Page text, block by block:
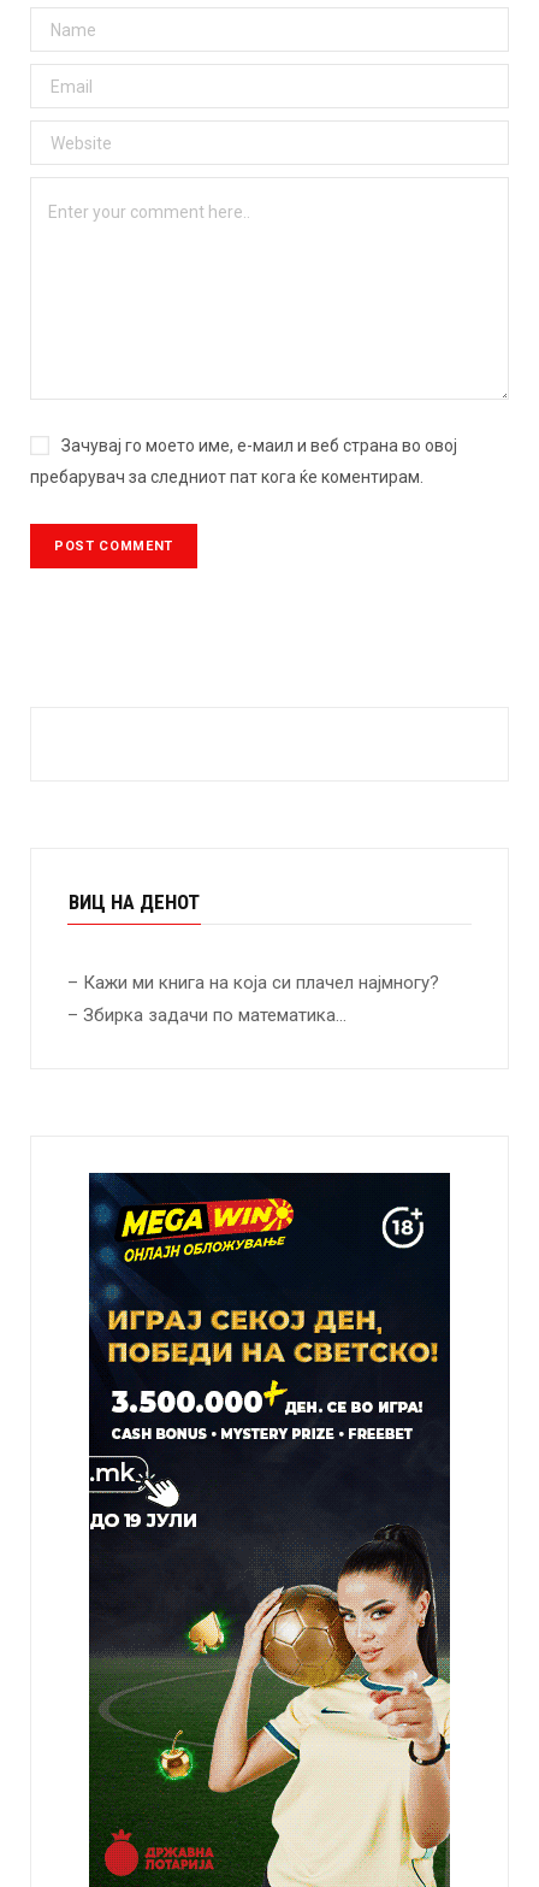
Зачувај го моето име, е-маил и веб страна во овој
пребарувач за следниот пат кога ќе коментирам.
ВИЦ НА ДЕНОТ
– Кажи ми книга на која си плачел најмногу?
– Збирка задачи по математика…